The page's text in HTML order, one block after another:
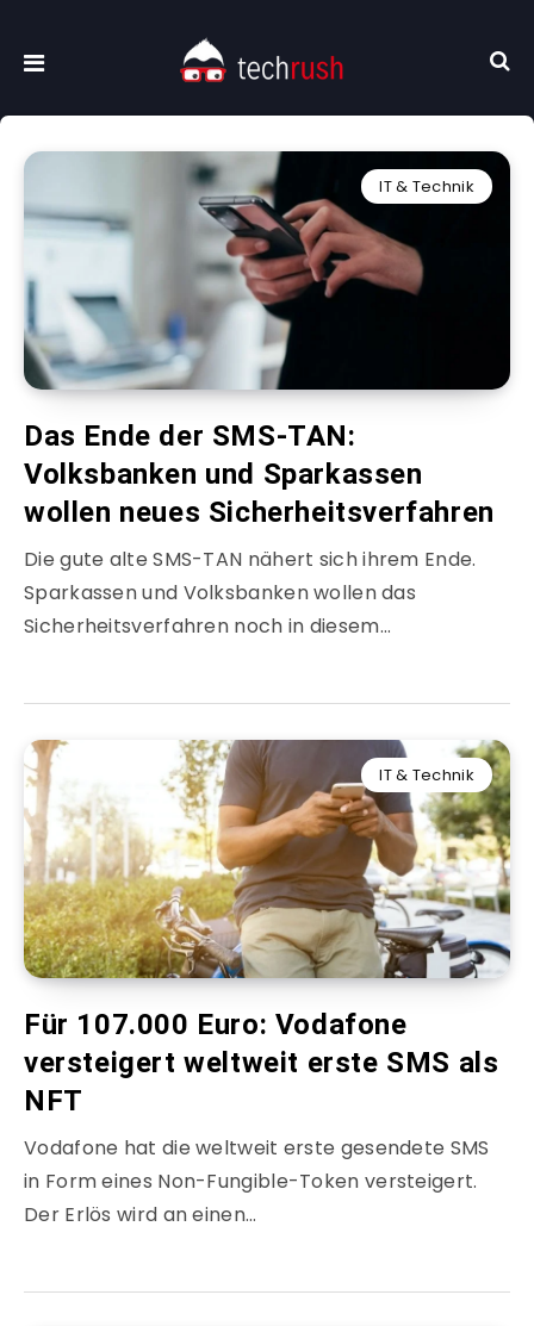
IT & Technik
Das Ende der SMS-TAN:
Volksbanken und Sparkassen
wollen neues Sicherheitsverfahren
Die gute alte SMS-TAN nähert sich ihrem Ende.
Sparkassen und Volksbanken wollen das
Sicherheitsverfahren noch in diesem…
IT & Technik
Für 107.000 Euro: Vodafone
versteigert weltweit erste SMS als
NFT
Vodafone hat die weltweit erste gesendete SMS
in Form eines Non-Fungible-Token versteigert.
Der Erlös wird an einen…